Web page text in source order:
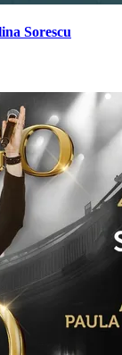
Sorescu